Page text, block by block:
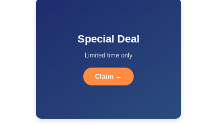
Special Deal
Limited time only
Claim →